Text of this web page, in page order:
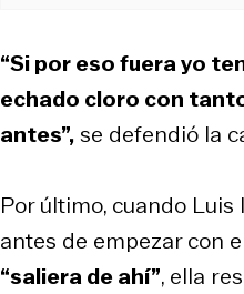
“Si por eso fuera yo
echado cloro con
antes”,se defendió la
Por último, cuando
antes de empezar con
“saliera de ahí”, ella